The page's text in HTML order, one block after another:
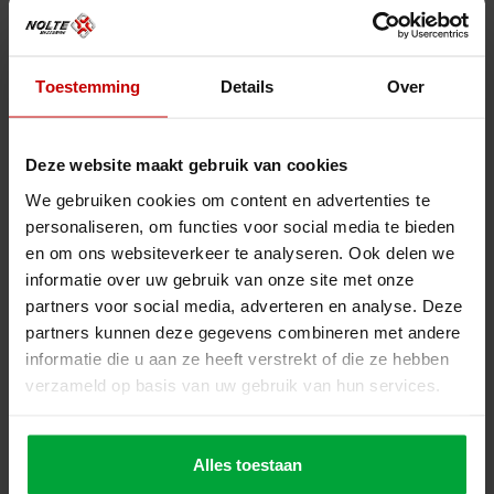
Toestemming Details Over
Deze website maakt gebruik van cookies
We gebruiken cookies om content en advertenties te
personaliseren, om functies voor social media te bieden
en om ons websiteverkeer te analyseren. Ook delen we
informatie over uw gebruik van onze site met onze
partners voor social media, adverteren en analyse. Deze
partners kunnen deze gegevens combineren met andere
informatie die u aan ze heeft verstrekt of die ze hebben
verzameld op basis van uw gebruik van hun services.
Alles toestaan
begin tot eind. De samenwerking begon met een
uitgebreide inventarisatie van de behoeften en
goedgekeurd. Daarna volgden de productie, levering en
montage van de staalconstructie. Tot slot werd het
gebruiksinstructies. De werkzaamheden van Nolte
Mezzanine bestonden uit ontwerp, engineering,
productie, levering, montage en oplevering van het
platform.
Een samenwerking gebaseerd
op vertrouwen
konden alle technische wensen en eisen nauwkeurig